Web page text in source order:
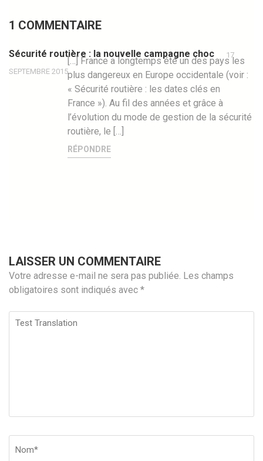
1 COMMENTAIRE
Sécurité routière : la nouvelle campagne choc
17
SEPTEMBRE 2015
[…] France a longtemps été un des pays les
plus dangereux en Europe occidentale (voir :
« Sécurité routière : les dates clés en
France »). Au fil des années et grâce à
l’évolution du mode de gestion de la sécurité
routière, le […]
RÉPONDRE
LAISSER UN COMMENTAIRE
Votre adresse e-mail ne sera pas publiée. Les champs
obligatoires sont indiqués avec *
Test